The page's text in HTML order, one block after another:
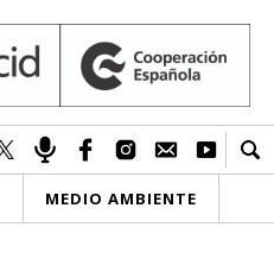
MEDIO AMBIENTE